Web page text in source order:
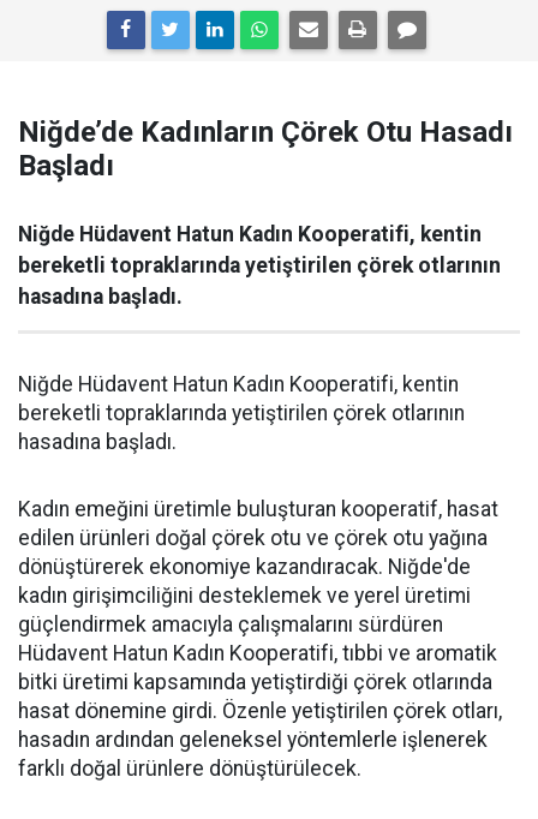
Niğde’de Kadınların Çörek Otu Hasadı
Başladı
Niğde Hüdavent Hatun Kadın Kooperatifi, kentin
bereketli topraklarında yetiştirilen çörek otlarının
hasadına başladı.
Niğde Hüdavent Hatun Kadın Kooperatifi, kentin
bereketli topraklarında yetiştirilen çörek otlarının
hasadına başladı.
Kadın emeğini üretimle buluşturan kooperatif, hasat
edilen ürünleri doğal çörek otu ve çörek otu yağına
dönüştürerek ekonomiye kazandıracak. Niğde'de
kadın girişimciliğini desteklemek ve yerel üretimi
güçlendirmek amacıyla çalışmalarını sürdüren
Hüdavent Hatun Kadın Kooperatifi, tıbbi ve aromatik
bitki üretimi kapsamında yetiştirdiği çörek otlarında
hasat dönemine girdi. Özenle yetiştirilen çörek otları,
hasadın ardından geleneksel yöntemlerle işlenerek
farklı doğal ürünlere dönüştürülecek.